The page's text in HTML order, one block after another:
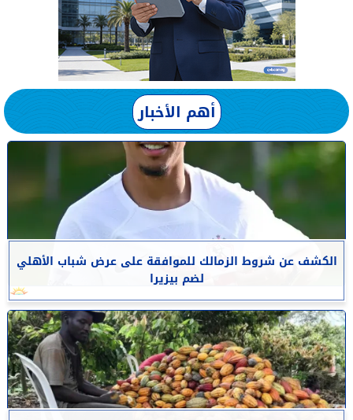
أهم الأخبار
الكشف عن شروط الزمالك للموافقة على عرض شباب الأهلي
لضم بيزيرا